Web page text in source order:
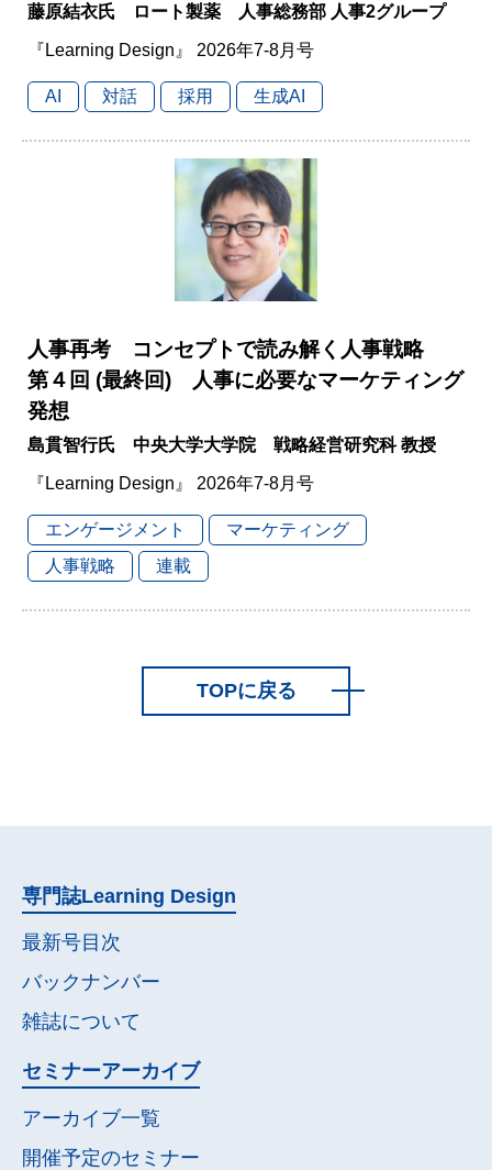
藤原結衣氏 ロート製薬 人事総務部 人事2グループ
『Learning Design』 2026年7-8月号
AI 対話 採用 生成AI
人事再考 コンセプトで読み解く人事戦略
第４回 (最終回) 人事に必要なマーケティング
発想
島貫智行氏 中央大学大学院 戦略経営研究科 教授
『Learning Design』 2026年7-8月号
エンゲージメント
マーケティング
人事戦略
連載
TOPに戻る
専門誌Learning Design
最新号目次
バックナンバー
雑誌について
セミナーアーカイブ
アーカイブ一覧
開催予定のセミナー